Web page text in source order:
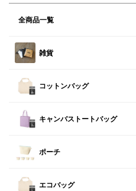
全商品一覧
雑貨
コットンバッグ
キャンバストートバッグ
ポーチ
エコバッグ